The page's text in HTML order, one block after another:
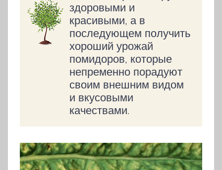
здоровыми и
красивыми, а в
последующем получить
хороший урожай
помидоров, которые
непременно порадуют
своим внешним видом
и вкусовыми
качествами.